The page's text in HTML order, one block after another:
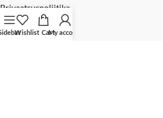
Privaatsuspoliitika
Wishlist CartMy account